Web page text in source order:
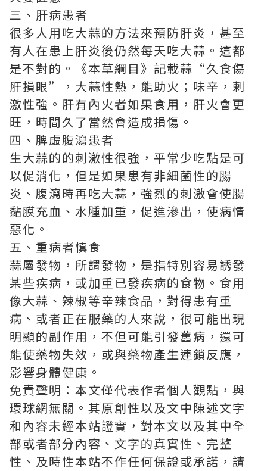
三、肝病患者
很多人用吃大蒜的方法來預防肝炎，甚至
有人在患上肝炎後仍然每天吃大蒜。這都
是不對的。《本草綱目》記載蒜“久食傷
肝損眼”，大蒜性熱，能助火；味辛，剌
激性強。肝有內火者如果食用，肝火會更
旺，時間久了當然會造成損傷。
四、脾虛腹瀉患者
生大蒜的的刺激性很強，平常少吃點是可
以促消化，但是如果患有非細菌性的腸
炎、腹瀉時再吃大蒜，強烈的刺激會使腸
黏膜充血、水腫加重，促進滲出，使病情
惡化。
五、重病者慎食
蒜屬發物，所謂發物，是指特別容易誘發
某些疾病，或加重已發疾病的食物。食用
像大蒜、辣椒等辛辣食品，對得患有重
病、或者正在服藥的人來說，很可能出現
明顯的副作用，不但可能引發舊病，還可
能使藥物失效，或與藥物產生連鎖反應，
影響身體健康。
免責聲明：本文僅代表作者個人觀點，與
環球網無關。其原創性以及文中陳述文字
和內容未經本站證實，對本文以及其中全
部或者部分內容、文字的真實性、完整
性、及時性本站不作任何保證或承諾，請